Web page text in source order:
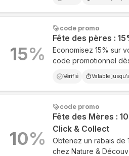
code promo
Fête des pères :
Economisez 15% sur
code promotionnel
Vérifié Valable
15%
code promo
Fête des Mères :
Click & Collect
Obtenez un rabais de
chez Nature &
10%